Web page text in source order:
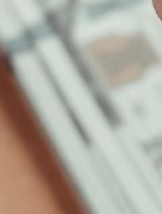
ALC
Servicios